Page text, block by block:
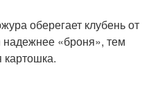
оберегает клубень от
«броня», тем
картошка.